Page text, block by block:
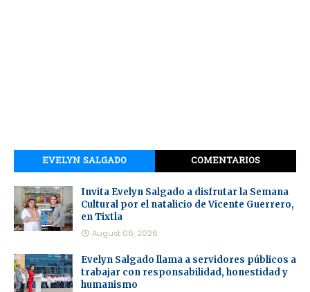
EVELYN SALGADO COMENTARIOS
Invita Evelyn Salgado a disfrutar la Semana
Cultural por el natalicio de Vicente Guerrero,
en Tixtla
August 06, 2026
Evelyn Salgado llama a servidores públicos a
trabajar con responsabilidad, honestidad y
humanismo